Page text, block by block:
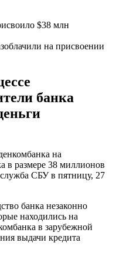
на присвоении
банка
на
в размере 38 миллионов
СБУ в пятницу, 27
банка незаконно
находились на
в зарубежной
выдачи кредита